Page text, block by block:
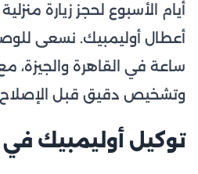
أيام الأسبوع لحجز زيارة
ساعة في القاهرة والجيزة،
وتشخيص دقيق قبل
توكيل أوليمبيك